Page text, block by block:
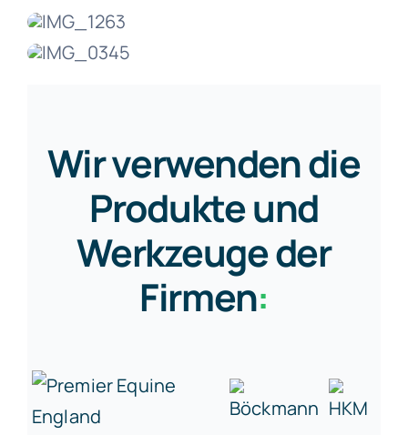
Wir verwenden die
Produkte und
Werkzeuge der
Firmen: